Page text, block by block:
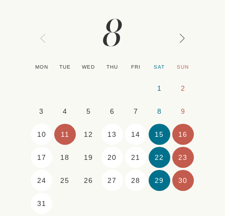
8
MON TUE WED THU FRI SAT SUN
1 2
3 4 5 6 7 8 9
10 11 12 13 14 15 16
17 18 19 20 21 22 23
24 25 26 27 28 29 30
31